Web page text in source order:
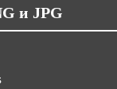
и JPG